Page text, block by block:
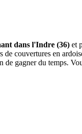
dans l'Indre (36) et
couvertures en
gagner du temps.